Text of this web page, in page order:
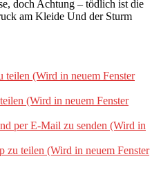
doch Achtung – tödlich ist die
am Kleide Und der Sturm
(Wird in neuem Fenster
(Wird in neuem Fenster
per E-Mail zu senden (Wird in
zu teilen (Wird in neuem Fenster